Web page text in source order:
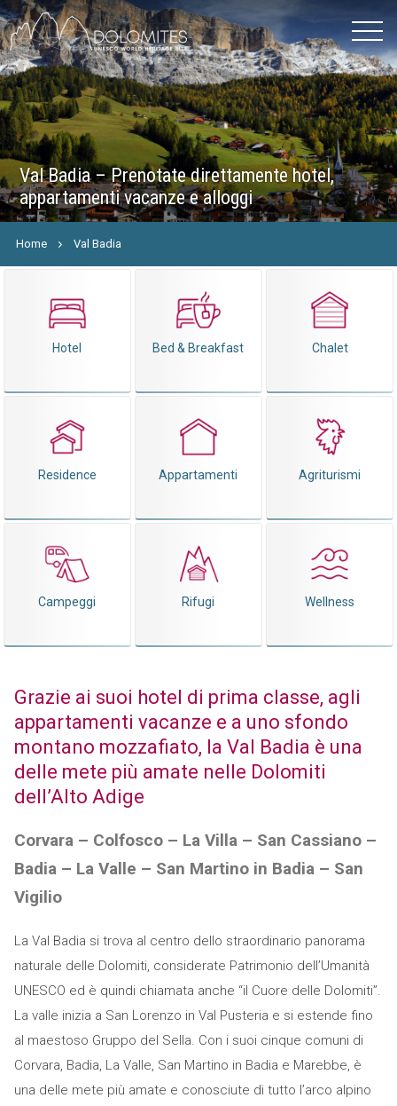
Val Badia – Prenotate direttamente hotel,
appartamenti vacanze e alloggi
Home Val Badia
Hotel Bed & Breakfast Chalet
Residence Appartamenti Agriturismi
Campeggi Rifugi Wellness
Grazie ai suoi hotel di prima classe, agli
appartamenti vacanze e a uno sfondo
montano mozzafiato, la Val Badia è una
delle mete più amate nelle Dolomiti
dell’Alto Adige
Corvara – Colfosco – La Villa – San Cassiano –
Badia – La Valle – San Martino in Badia – San
Vigilio
La Val Badia si trova al centro dello straordinario panorama
naturale delle Dolomiti, considerate Patrimonio dell’Umanità
UNESCO ed è quindi chiamata anche “il Cuore delle Dolomiti”.
La valle inizia a San Lorenzo in Val Pusteria e si estende fino
al maestoso Gruppo del Sella. Con i suoi cinque comuni di
Corvara, Badia, La Valle, San Martino in Badia e Marebbe, è
una delle mete più amate e conosciute di tutto l’arco alpino